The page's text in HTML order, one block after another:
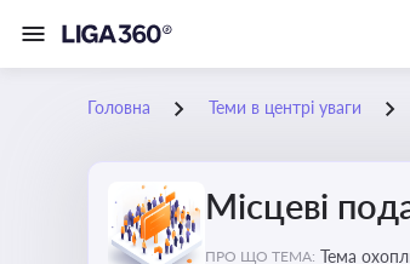
Головна Теми в центрі уваги
Місцеві
ПРО ЩО ТЕМА: